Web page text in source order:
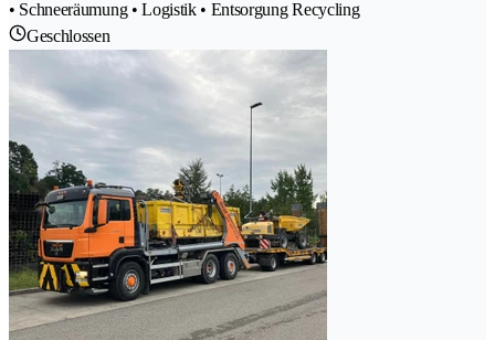
• Schneeräumung • Logistik • Entsorgung Recycling
Geschlossen